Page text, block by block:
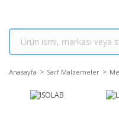
Anasayfa Sarf Malzemeler